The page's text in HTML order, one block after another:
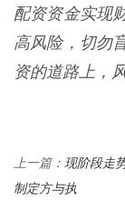
配资资金实现
高风险，切勿
资的道路上，
上一篇： 现阶段走
制定方与执